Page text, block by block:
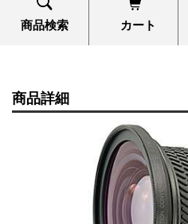
商品検索 カート
商品詳細